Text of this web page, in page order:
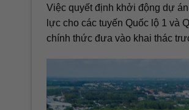
Việc quyết định khởi động dự
lực cho các tuyến Quốc lộ 1 và
chính thức đưa vào khai thác